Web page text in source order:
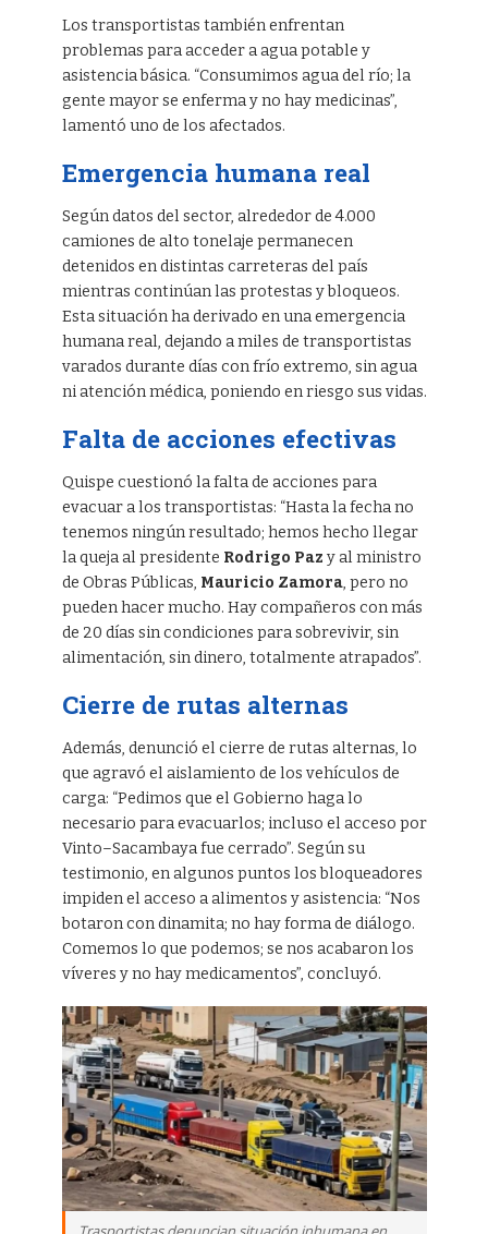
Los transportistas también enfrentan
problemas para acceder a agua potable y
asistencia básica. “Consumimos agua del río; la
gente mayor se enferma y no hay medicinas”,
lamentó uno de los afectados.
Emergencia humana real
Según datos del sector, alrededor de 4.000
camiones de alto tonelaje permanecen
detenidos en distintas carreteras del país
mientras continúan las protestas y bloqueos.
Esta situación ha derivado en una emergencia
humana real, dejando a miles de transportistas
varados durante días con frío extremo, sin agua
ni atención médica, poniendo en riesgo sus vidas.
Falta de acciones efectivas
Quispe cuestionó la falta de acciones para
evacuar a los transportistas: “Hasta la fecha no
tenemos ningún resultado; hemos hecho llegar
la queja al presidente Rodrigo Paz y al ministro
de Obras Públicas, Mauricio Zamora, pero no
pueden hacer mucho. Hay compañeros con más
de 20 días sin condiciones para sobrevivir, sin
alimentación, sin dinero, totalmente atrapados”.
Cierre de rutas alternas
Además, denunció el cierre de rutas alternas, lo
que agravó el aislamiento de los vehículos de
carga: “Pedimos que el Gobierno haga lo
necesario para evacuarlos; incluso el acceso por
Vinto–Sacambaya fue cerrado”. Según su
testimonio, en algunos puntos los bloqueadores
impiden el acceso a alimentos y asistencia: “Nos
botaron con dinamita; no hay forma de diálogo.
Comemos lo que podemos; se nos acabaron los
víveres y no hay medicamentos”, concluyó.